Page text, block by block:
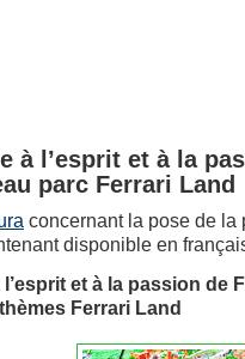
à l’esprit et à la
parc Ferrari Land
concernant la pose de la
disponible en
et à la passion de
Ferrari Land